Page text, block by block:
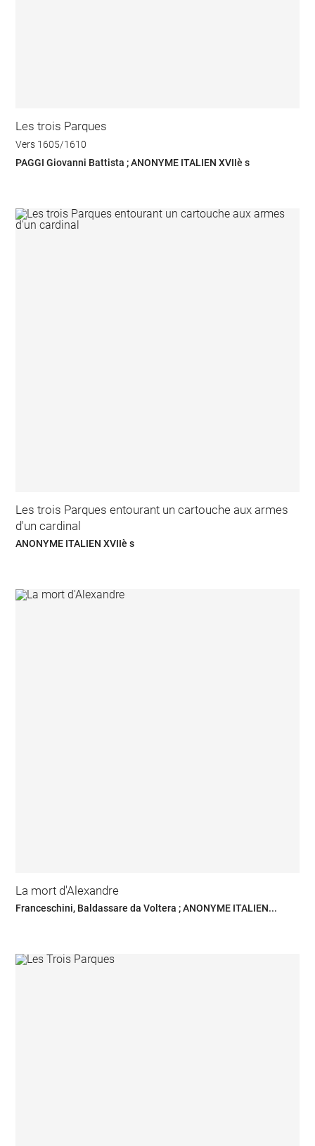
Les trois Parques
Vers 1605/1610
PAGGI Giovanni Battista ; ANONYME ITALIEN XVIIè s
Les trois Parques entourant un cartouche aux armes
d'un cardinal
ANONYME ITALIEN XVIIè s
La mort d'Alexandre
Franceschini, Baldassare da Voltera ; ANONYME ITALIEN...